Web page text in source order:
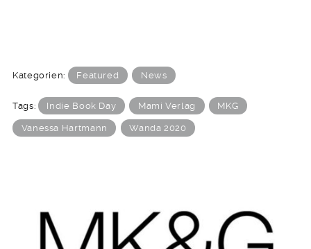
Kategorien: Featured News
Tags: Indie Book Day Mami Verlag MKG
Vanessa Hartmann Wanda 2020